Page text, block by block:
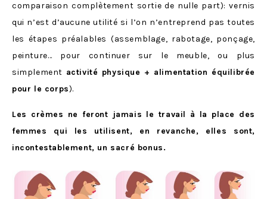
comparaison complètement sortie de nulle part): vernis
qui n’est d’aucune utilité si l’on n’entreprend pas toutes
les étapes préalables (assemblage, rabotage, ponçage,
peinture… pour continuer sur le meuble, ou plus
simplement activité physique + alimentation équilibrée
pour le corps).
Les crèmes ne feront jamais le travail à la place des
femmes qui les utilisent, en revanche, elles sont,
incontestablement, un sacré bonus.